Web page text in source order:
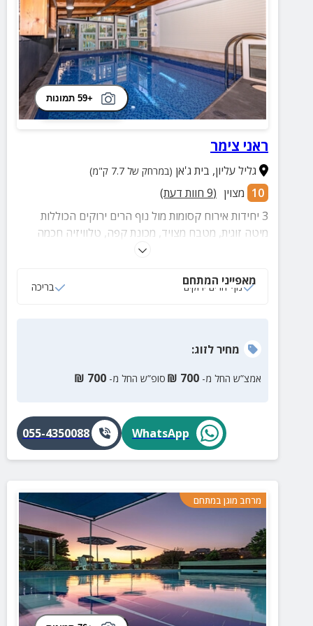
+59 תמונות
ראני צימר
גליל עליון, בית ג'אן (במרחק של 7.7 ק"מ)
10 מצוין (
9 חוות דעת)
3 יחידות אירוח קסומות מול נוף הרים ירוקים הכוללות
מיטה זוגית, מטבח מצויד, מכונת קפה, טלוויזיה חכמה
בחיבור ערוצים, חדר רחצה מוקפד ומתחם חוץ עם בריכה
מנגל, חדר אוכל, פינות ישיבה ועוד
מאפייני המתחם
נוף הרים ירוקים בריכה
מחירלזוג:
אמצ”ש החל מ- 700
₪ סופ”ש החל מ- 700
₪
WhatsApp
055-4350088
מרחב מוגן במתחם